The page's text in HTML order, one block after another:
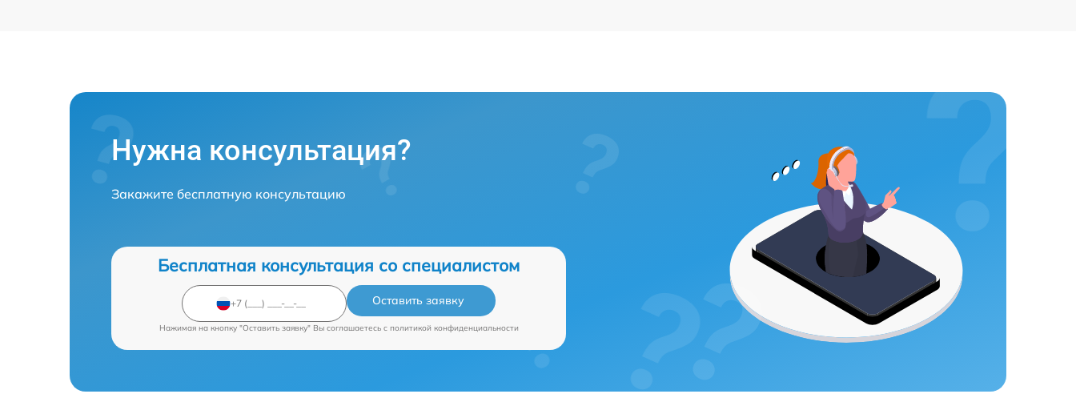
Нужна консультация?
Закажите бесплатную консультацию
Бесплатная консультация со специалистом
Оставить заявку
Нажимая на кнопку "Оставить заявку" Вы соглашаетесь c политикой конфиденциальности